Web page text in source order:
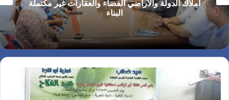
أملاك الدولة والأراضي الفضاء والعقارات غير مكتملة
البناء